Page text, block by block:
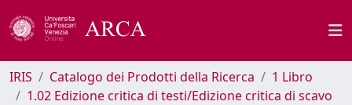
IRIS Catalogo dei Prodotti della Ricerca
1 Libro
1.02 Edizione critica di testi/Edizione critica di scavo